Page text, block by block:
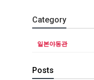
Category
일본야동관
Posts